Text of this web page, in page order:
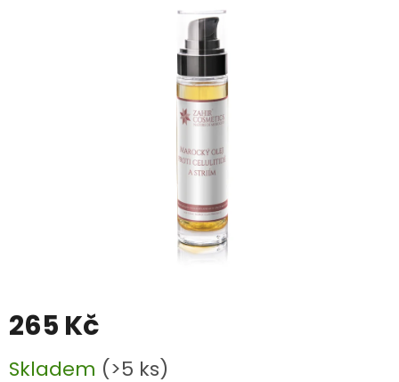
265 Kč
cena:
Skladem (>5 ks)